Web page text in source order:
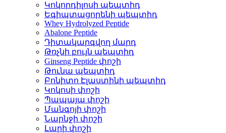
Կոկորդիլոսի պեպտիդ
Եգիպտացորենի պեպտիդ
Whey Hydrolyzed Peptide
Abalone Peptide
Դիտակարգվող մարդ
Թռչնի բույն պեպտիդ
Ginseng Peptide փոշի
Թունա պեպտիդ
Բոնիտո Էլաստինի պեպտիդ
Կոկոսի փոշի
Պապայա փոշի
Մանգոյի փոշի
Նարնջի փոշի
Լարի փոշի